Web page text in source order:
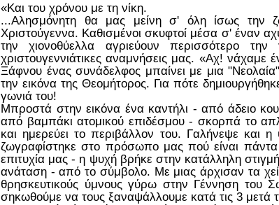
«Και του χρόνου με τη νίκη.
...Αλησμόνητη θα μας μείνη σ' όλη ίσως την
Χριστούγεννα. Καθισμένοι σκυφτοί μέσα σ' έναν
την χιονοθύελλα αγριεύουν περισσότερο
χριστουγεννιάτικες αναμνήσεις μας. «Αχ!
Ξάφνου ένας συνάδελφος μπαίνει με μια
την εικόνα της Θεομήτορος. Για πότε
γωνιά του!
Μπροστά στην εικόνα ένα καντήλι - από άδειο
από βαμπάκι ατομικού επιδέσμου - σκορπά το
και ημερεύει το περιβάλλον του. Γαλήνεψε και η
ζωγραφίστηκε στο πρόσωπο μας πού είναι πάντα
επιτυχία μας - η ψυχή βρήκε στην κατάλληλη
ανάταση - από το σύμβολο. Με μιας άρχισαν τα
θρησκευτικούς ύμνους γύρω στην Γέννηση του
σηκωθούμε να τους ξαναψάλλουμε κατά τις 3 μετά